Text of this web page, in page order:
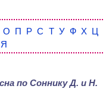
О П Р С Т У Ф Х Ц
Я
по Соннику Д. и Н.